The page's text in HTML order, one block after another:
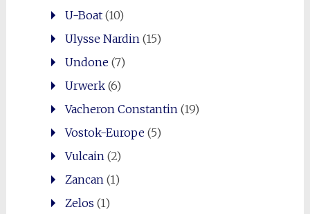
U-Boat(10)
Ulysse Nardin (15)
Undone(7)
Urwerk(6)
Vacheron Constantin (19)
Vostok-Europe(5)
Vulcain (2)
Zancan (1)
Zelos (1)